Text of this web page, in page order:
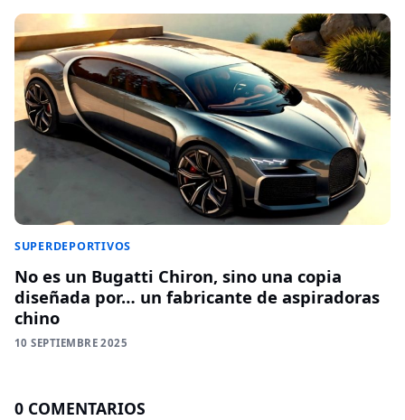
SUPERDEPORTIVOS
No es un Bugatti Chiron, sino una copia
diseñada por… un fabricante de aspiradoras
chino
10 SEPTIEMBRE 2025
0 COMENTARIOS